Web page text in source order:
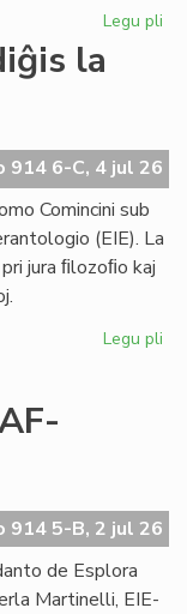
Legu pli
al
la
914 6-C, 4 jul 26
Comincini sub
(EIE). La
jura ﬁlozoﬁo kaj
Legu pli
914 5-B, 2 jul 26
de Esplora
Martinelli, EIE-